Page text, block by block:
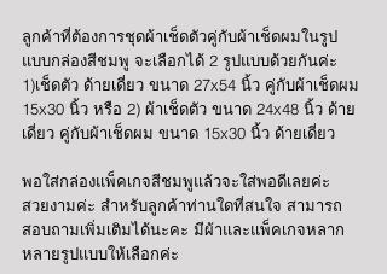
ลูกค้าที่ต้องการชุดผ้าเช็ดตัวคู่กับผ้าเช็ดผมในรูป
แบบกล่องสีชมพู จะเลือกได้ 2 รูปแบบด้วยกันค่ะ
1)เช็ดตัว ด้ายเดี่ยว ขนาด 27x54 นิ้ว คู่กับผ้าเช็ดผม
15x30 นิ้ว หรือ 2) ผ้าเช็ดตัว ขนาด 24x48 นิ้ว ด้าย
เดี่ยว คู่กับผ้าเช็ดผม ขนาด 15x30 นิ้ว ด้ายเดี่ยว
พอใส่กล่องแพ็คเกจสีชมพูแล้วจะใส่พอดีเลยค่ะ
สวยงามค่ะ สำหรับลูกค้าท่านใดที่สนใจ สามารถ
สอบถามเพิ่มเติมได้นะคะ มีผ้าและแพ็คเกจหลาก
หลายรูปแบบให้เลือกค่ะ